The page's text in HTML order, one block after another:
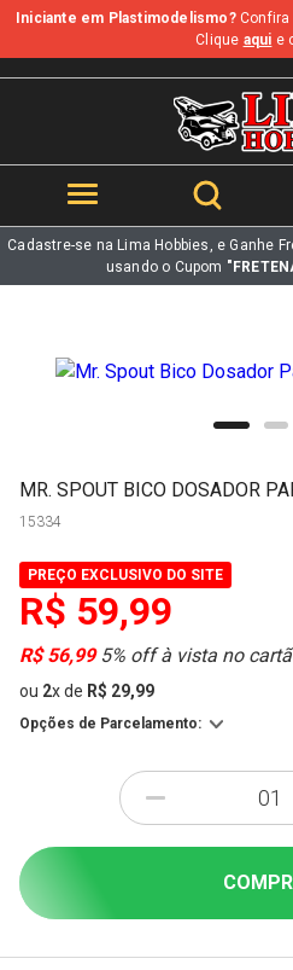
b
Iniciante em Plastimodelismo?Confira
Clique aqui e
Cadastre-se na Lima Hobbies, e Ganhe
usando o Cupom
MR. SPOUT BICO DOSADOR
15334
PREÇO EXCLUSIVO DO SITE
R$ 59,99
R$ 56,995% off à vista no
ou 2xde R$ 29,99
Opções de Parcelamento:
-